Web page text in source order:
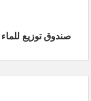
HA صندوق توزيع للماء